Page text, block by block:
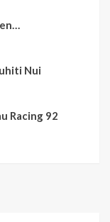
Nui
Racing 92